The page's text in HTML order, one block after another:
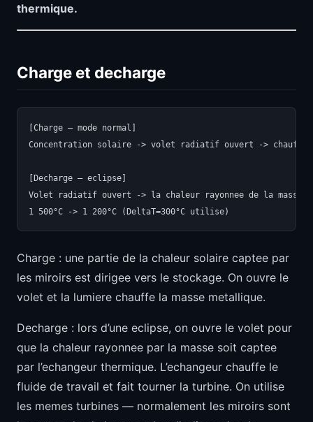
thermique.
Charge et decharge
[Charge — mode normal]
Concentration solaire -> volet radiatif ouvert ->
[Decharge — eclipse]
Volet radiatif ouvert -> la chaleur rayonnee de la
Charge : une partie de la chaleur solaire captee par
les miroirs est dirigee vers le stockage. On ouvre le
volet et la lumiere chauffe la masse metallique.
Decharge : lors d’une eclipse, on ouvre le volet pour
que la chaleur rayonnee par la masse soit captee
par l’echangeur thermique. L’echangeur chauffe le
fluide de travail et fait tourner la turbine. On utilise
les memes turbines — normalement les miroirs sont